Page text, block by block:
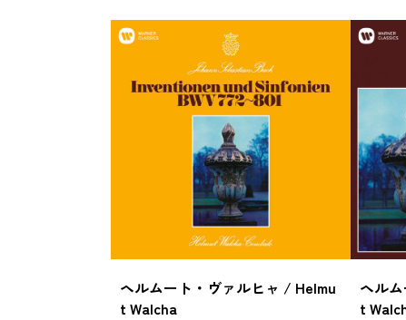
ヘルムート・ヴァルヒャ / Helmu
t Walcha
ヘル
t